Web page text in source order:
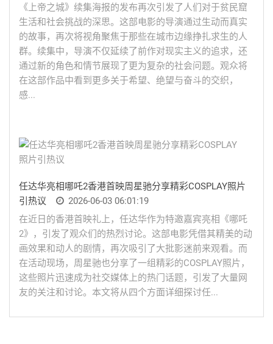
《上帝之城》续集海报的发布再次引发了人们对于贫民窟
生活和社会挑战的深思。这部电影的导演通过生动而真实
的故事，再次将视角聚焦于那些在城市边缘挣扎求生的人
群。续集中，导演不仅延续了前作对现实主义的追求，还
通过新的角色和情节展现了更为复杂的社会问题。观众将
在这部作品中看到更多关于希望、绝望与奋斗的交织，
感...
任达华亮相哪吒2香港首映周星驰分享精彩COSPLAY照片
引热议
2026-06-03 06:01:19
在近日的香港首映礼上，任达华作为特邀嘉宾亮相《哪吒
2》，引发了观众们的热烈讨论。这部电影凭借其精美的动
画效果和动人的剧情，再次吸引了大批影迷前来观看。而
在活动现场，周星驰也分享了一组精彩的COSPLAY照片，
这些照片迅速成为社交媒体上的热门话题，引发了大量网
友的关注和讨论。本文将从四个方面详细探讨任...